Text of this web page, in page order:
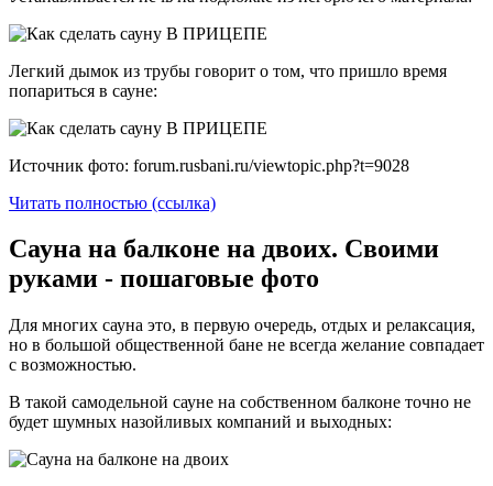
Легкий дымок из трубы говорит о том, что пришло время
попариться в сауне:
Источник фото: forum.rusbani.ru/viewtopic.php?t=9028
Читать полностью (ссылка)
Сауна на балконе на двоих. Своими
руками - пошаговые фото
Для многих сауна это, в первую очередь, отдых и релаксация,
но в большой общественной бане не всегда желание совпадает
с возможностью.
В такой самодельной сауне на собственном балконе точно не
будет шумных назойливых компаний и выходных: